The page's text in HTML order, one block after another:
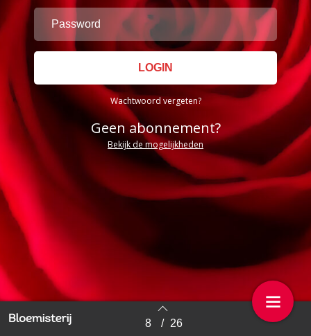
Back to index 8 / 26
Wachtwoord vergeten?
Geen abonnement?
Bekijk de mogelijkheden